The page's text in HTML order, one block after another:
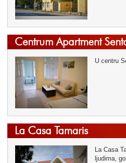
Centrum Apartment
U centru
La Casa Tamaris
La Casa
ljudima,